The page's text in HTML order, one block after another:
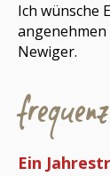
Ich wünsche
angenehmen
Newiger.
Ein